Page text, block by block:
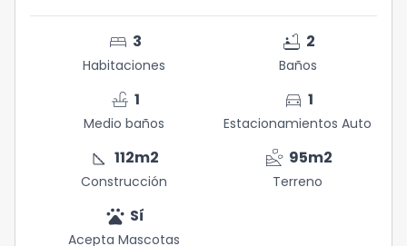
bed 3
Habitaciones
bathtub 2
Baños
faucet 1
Medio baños
directions_car 1
Estacionamientos Auto
square_foot 112m2
Construcción
landslide 95m2
Terreno
pets Sí
Acepta Mascotas